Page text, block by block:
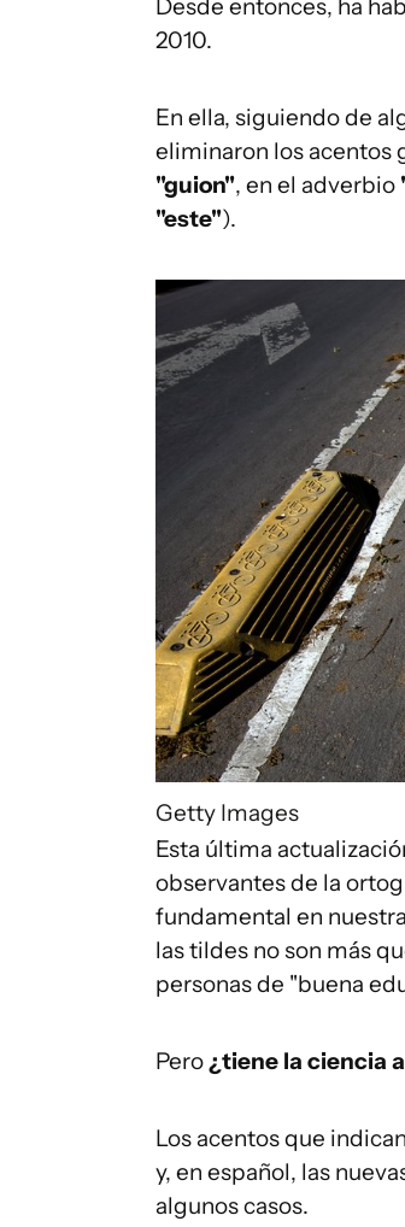
Desde entonces, ha
2010.
En ella, siguiendo de
eliminaron los acentos
"guion", en el adverbio
"este").
Getty Images
Esta última
observantes de la
fundamental en
las tildes no son más
personas de "buena
Pero¿tiene la ciencia
Los acentos que
y, en español, las
algunos casos.